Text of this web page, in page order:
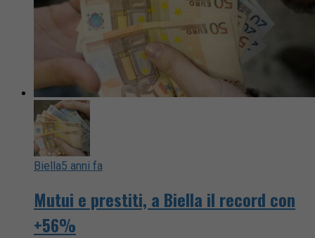
Biella5 anni fa
Mutui e prestiti, a Biella il record con
+56%